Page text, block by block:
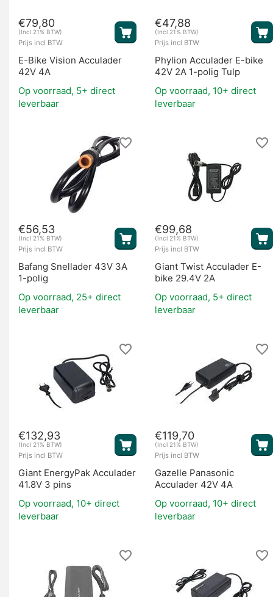
€79,80
(Incl 21% BTW)
Prijs incl BTW
E-Bike Vision Acculader
42V 4A
Op voorraad, 5+ direct
leverbaar
€47,88
(Incl 21% BTW)
Prijs incl BTW
Phylion Acculader E-bike
42V 2A 1-polig Tulp
Op voorraad, 10+ direct
leverbaar
€56,53
(Incl 21% BTW)
Prijs incl BTW
Bafang Snellader 43V 3A
1-polig
Op voorraad, 25+ direct
leverbaar
€99,68
(Incl 21% BTW)
Prijs incl BTW
Giant Twist Acculader E-
bike 29.4V 2A
Op voorraad, 5+ direct
leverbaar
€132,93
(Incl 21% BTW)
Prijs incl BTW
Giant EnergyPak Acculader
41.8V 3 pins
Op voorraad, 10+ direct
leverbaar
€119,70
(Incl 21% BTW)
Prijs incl BTW
Gazelle Panasonic
Acculader 42V 4A
Op voorraad, 10+ direct
leverbaar